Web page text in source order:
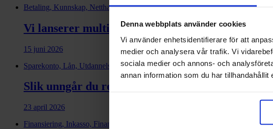
Denna webbplats använder cookies
Vi använder enhetsidentifierare för att
medier och analysera vår trafik. Vi
sociala medier och annons- och
annan information som du har
Betaling, Kunnskap, Netthandel, Salgsfinansiering, Mobil netthandel, Financial
Vi lanserer multicurrency i Shopify
15 juni 2026
Sparekonto, Lån, Utdannelse, Kunnskap, Spare
Slik unngår du renter på restskatten
23 april 2026
Finansiering, Inkasso, Financial health, Factoring